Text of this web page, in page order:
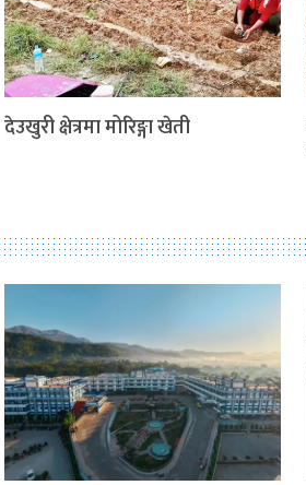
देउखुरी क्षेत्रमा मोरिङ्गा खेती